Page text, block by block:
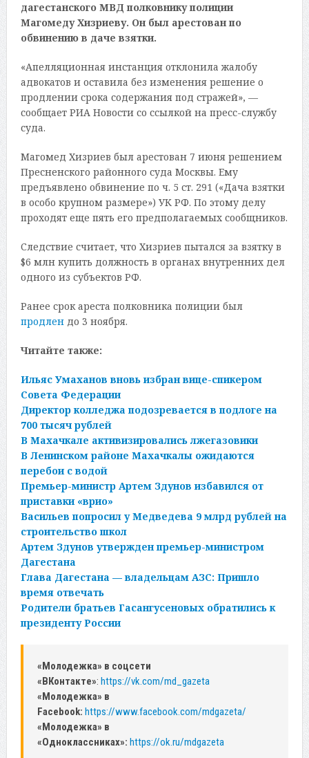
дагестанского МВД полковнику полиции
Магомеду Хизриеву. Он был арестован по
обвинению в даче взятки.
«Апелляционная инстанция отклонила жалобу
адвокатов и оставила без изменения решение о
продлении срока содержания под стражей», —
сообщает РИА Новости со ссылкой на пресс-службу
суда​​.
Магомед Хизриев был арестован 7 июня решением
Пресненского районного суда Москвы. Ему
предъявлено обвинение по ч. 5 ст. 291 («Дача взятки
в особо крупном размере») УК РФ. По этому делу
проходят еще пять его предполагаемых сообщников.
Следствие считает, что Хизриев пытался за взятку в
$6 млн купить должность в органах внутренних дел
одного из субъектов РФ.
Ранее срок ареста полковника полиции был
продлендо 3 ноября.
Читайте также:
Ильяс Умаханов вновь избран вице-спикером
Совета Федерации
Директор колледжа подозревается в подлоге на
700 тысяч рублей
В Махачкале активизировались лжегазовики
В Ленинском районе Махачкалы ожидаются
перебои с водой
Премьер-министр Артем Здунов избавился от
приставки «врио»
Васильев попросил у Медведева 9 млрд рублей на
строительство школ
Артем Здунов утвержден премьер-министром
Дагестана
Глава Дагестана — владельцам АЗС: Пришло
время отвечать
Родители братьев Гасангусеновых обратились к
президенту России
«Молодежка» в соцсети
«ВКонтакте»: https://vk.com/md_gazeta
«Молодежка» в
Facebook: https://www.facebook.com/mdgazeta/
«Молодежка» в
«Одноклассниках»: https://ok.ru/mdgazeta